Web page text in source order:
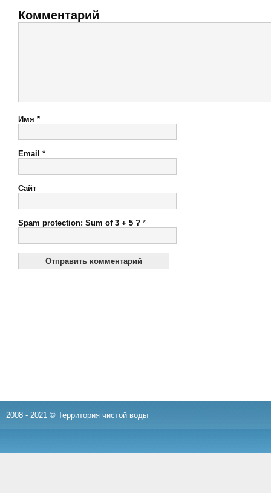
Комментарий
Имя *
Email *
Сайт
Spam protection: Sum of 3 + 5 ? *
2008 - 2021 © Территория чистой воды